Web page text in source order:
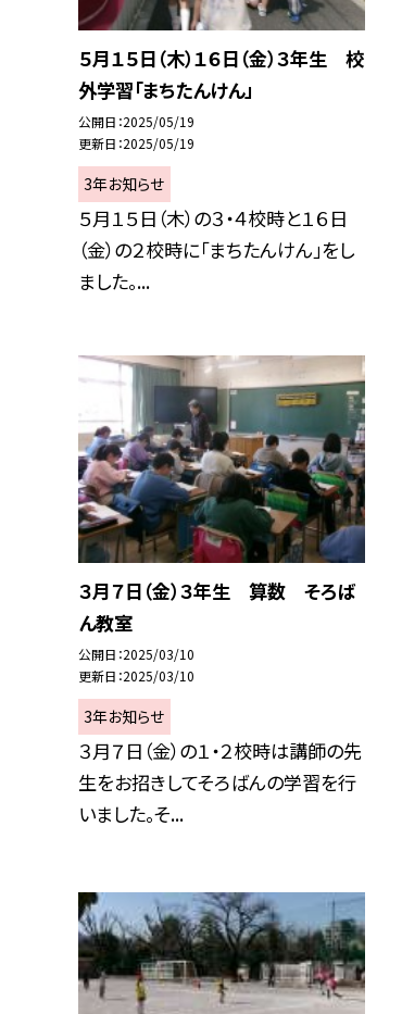
５月１５日（木）１６日（金）３年生 校
外学習「まちたんけん」
公開日 2025/05/19
更新日 2025/05/19
3年お知らせ
５月１５日（木）の３・４校時と１６日
（金）の２校時に「まちたんけん」をし
ました。...
３月７日（金）３年生 算数 そろば
ん教室
公開日 2025/03/10
更新日 2025/03/10
3年お知らせ
３月７日（金）の１・２校時は講師の先
生をお招きしてそろばんの学習を行
いました。そ...